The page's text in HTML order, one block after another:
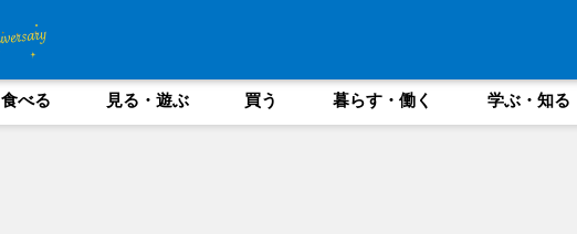
食べる 見る・遊ぶ 買う 暮らす・働く 学ぶ・知る